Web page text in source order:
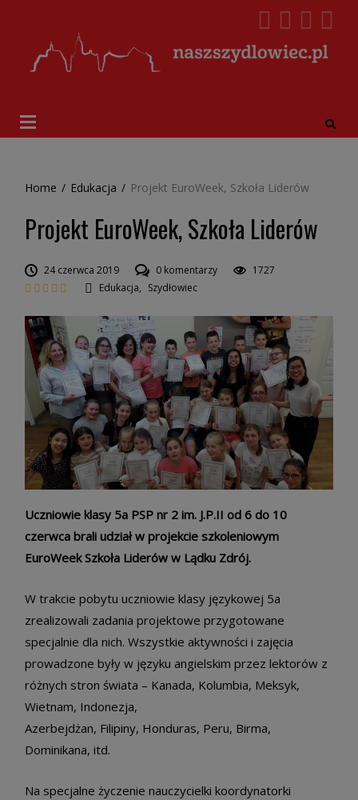
Home / Edukacja / Projekt EuroWeek, Szkoła Liderów
Projekt EuroWeek, Szkoła Liderów
24 czerwca 2019 0 komentarzy
1727
Edukacja, Szydłowiec
Uczniowie klasy 5a PSP nr 2 im. J.P.II od 6 do 10
czerwca brali udział w projekcie szkoleniowym
EuroWeek Szkoła Liderów w Lądku Zdrój.
W trakcie pobytu uczniowie klasy językowej 5a
zrealizowali zadania projektowe przygotowane
specjalnie dla nich. Wszystkie aktywności i zajęcia
prowadzone były w języku angielskim przez lektorów z
różnych stron świata – Kanada, Kolumbia, Meksyk,
Wietnam, Indonezja,
Azerbejdżan, Filipiny, Honduras, Peru, Birma,
Dominikana, itd.
Na specjalne życzenie nauczycielki koordynatorki